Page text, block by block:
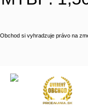
Obchod si vyhradzuje právo na